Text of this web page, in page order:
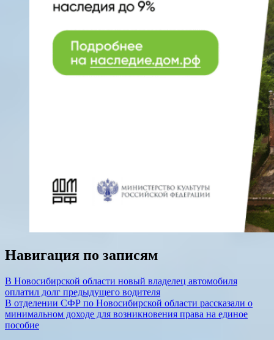
Навигация по записям
В Новосибирской области новый владелец автомобиля
оплатил долг предыдущего водителя
В отделении СФР по Новосибирской области рассказали о
минимальном доходе для возникновения права на единое
пособие